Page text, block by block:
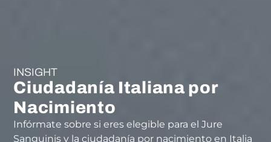
INSIGHT
Ciudadanía Italiana por
Nacimiento
Infórmate sobre si eres elegible para el Jure
Sanguinis y la ciudadanía por nacimiento en Italia